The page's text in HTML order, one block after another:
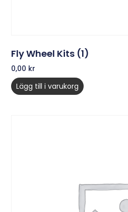
Fly Wheel Kits (1)
0,00 kr
Lägg till i varukorg